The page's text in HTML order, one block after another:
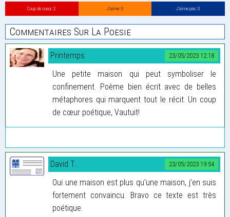
Coup de coeur: 2 J’aime: 0 J’aime pas: 0
Commentaires Sur La Poesie
23/05/2023 12:18
Printemps
Une petite maison qui peut symboliser le
confinement. Poème bien écrit avec de belles
métaphores qui marquent tout le récit. Un coup
de cœur poétique, Vautuit!
23/05/2023 19:54
David T...
Oui une maison est plus qu’une maison, j’en suis
fortement convaincu. Bravo ce texte est très
poétique.